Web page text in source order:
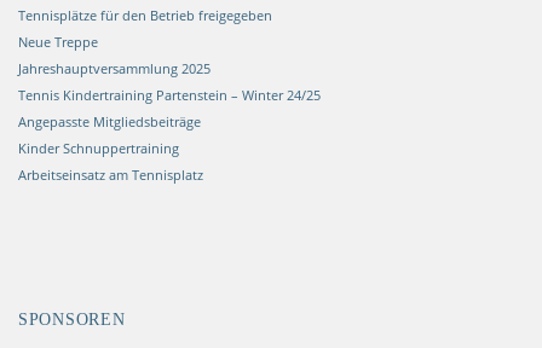
Tennisplätze für den Betrieb freigegeben
Neue Treppe
Jahreshauptversammlung 2025
Tennis Kindertraining Partenstein – Winter 24/25
Angepasste Mitgliedsbeiträge
Kinder Schnuppertraining
Arbeitseinsatz am Tennisplatz
SPONSOREN